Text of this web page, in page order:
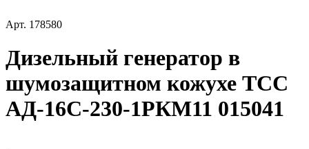
Арт. 178580
Дизельный генератор в
шумозащитном кожухе ТСС
АД-16С-230-1РКМ11 015041